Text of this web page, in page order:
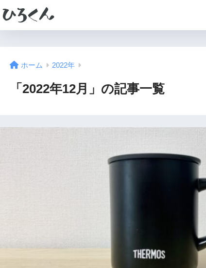
ホーム 2022年
「2022年12月」の記事一覧